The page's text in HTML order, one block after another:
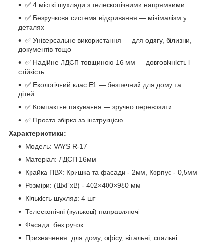
✅ 4 місткі шухляди з телескопічними напрямними
✅ Безручкова система відкривання — мінімалізм у
деталях
✅ Універсальне використання — для одягу, білизни,
документів тощо
✅ Надійне ЛДСП товщиною 16 мм — довговічність і
стійкість
✅ Екологічний клас Е1 — безпечний для дому та
дітей
✅ Компактне пакування — зручно перевозити
✅ Проста збірка за інструкцією
Характеристики:
Модель: VAYS R-17
Матеріал: ЛДСП 16мм
Крайка ПВХ: Кришка та фасади - 2мм, Корпус - 0,5мм
Розміри: (ШхГхВ) - 402×400×980 мм
Кількість шухляд: 4 шт
Телескопічні (кулькові) направляючі
Фасади: без ручок
Призначення: для дому, офісу, вітальні, спальні